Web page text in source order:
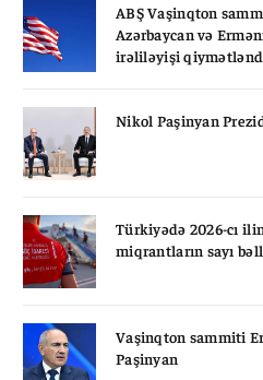
ABŞ Vaşinqton
Azərbaycan və
irəliləyişi
Nikol Paşinyan
Türkiyədə 2026-cı
miqrantların sayı
Vaşinqton sammiti
Paşinyan